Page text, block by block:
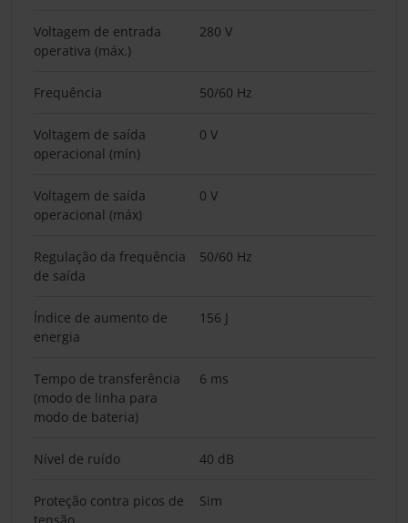
Voltagem de entrada
operativa (máx.)
280 V
Frequência 50/60 Hz
Voltagem de saída
operacional (mín)
0 V
Voltagem de saída
operacional (máx)
0 V
Regulação da frequência
de saída
50/60 Hz
Índice de aumento de
energia
156 J
Tempo de transferência
(modo de linha para
modo de bateria)
6 ms
Nível de ruído 40 dB
Proteção contra picos de
Sim